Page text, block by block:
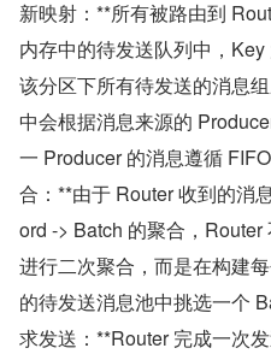
新映射：**所有被路由到
内存中的待发送队列中，
该分区下所有待发送的消息
中会根据消息来源的
一 Producer 的消息遵循
合：**由于 Router 收到的消
ord -> Batch 的聚合，
进行二次聚合，而是在构建
的待发送消息池中挑选一个
求发送：**Router 完成一次